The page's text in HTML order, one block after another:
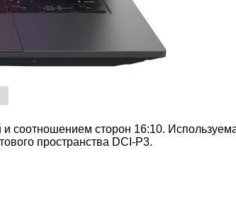
сторон 16:10.
пространства DCI-P3.